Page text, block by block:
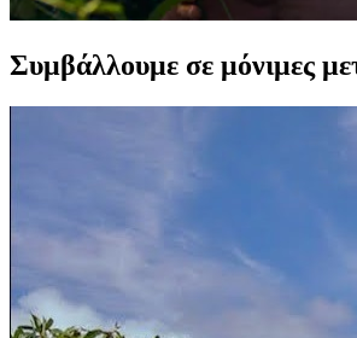
Συμβάλλουμε σε μόνιμες